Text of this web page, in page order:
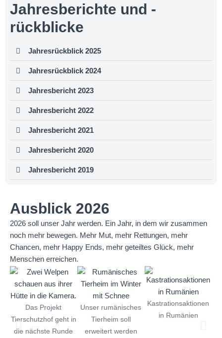
Jahresberichte und -
rückblicke
Jahresrückblick 2025
Jahresrückblick 2024
Jahresbericht 2023
Jahresbericht 2022
Jahresbericht 2021
Jahresbericht 2020
Jahresbericht 2019
Ausblick 2026
2026 soll unser Jahr werden. Ein Jahr, in dem wir zusammen
noch mehr bewegen. Mehr Mut, mehr Rettungen, mehr
Chancen, mehr Happy Ends, mehr geteiltes Glück, mehr
Menschen erreichen.
Das Projekt
Tierschutzhof geht in
die nächste Runde
Unser rumänisches
Tierheim soll
erweitert werden
Kastrationsaktionen
in Rumänien